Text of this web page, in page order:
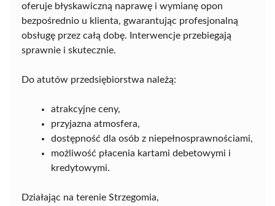
oferuje błyskawiczną naprawę i wymianę opon
bezpośrednio u klienta, gwarantując profesjonalną
obsługę przez całą dobę. Interwencje przebiegają
sprawnie i skutecznie.
Do atutów przedsiębiorstwa należą:
atrakcyjne ceny,
przyjazna atmosfera,
dostępność dla osób z niepełnosprawnościami,
możliwość płacenia kartami debetowymi i
kredytowymi.
Działając na terenie Strzegomia,